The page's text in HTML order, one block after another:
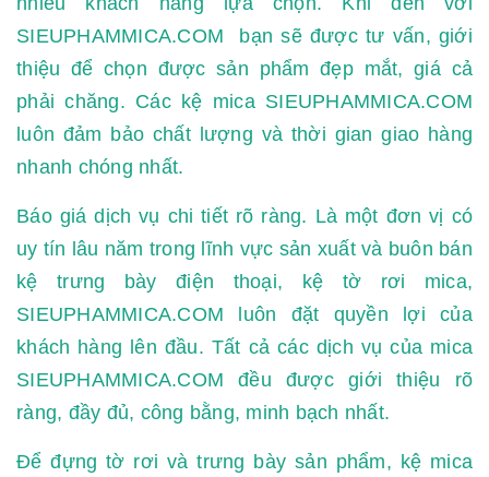
SIEUPHAMMICA.COM bạn sẽ được tư vấn, giới
thiệu để chọn được sản phẩm đẹp mắt, giá cả
phải chăng. Các kệ mica SIEUPHAMMICA.COM
luôn đảm bảo chất lượng và thời gian giao hàng
nhanh chóng nhất.
Báo giá dịch vụ chi tiết rõ ràng. Là một đơn vị có
uy tín lâu năm trong lĩnh vực sản xuất và buôn bán
kệ trưng bày điện thoại, kệ tờ rơi mica,
SIEUPHAMMICA.COM luôn đặt quyền lợi của
khách hàng lên đầu. Tất cả các dịch vụ của mica
SIEUPHAMMICA.COM đều được giới thiệu rõ
ràng, đầy đủ, công bằng, minh bạch nhất.
Để đựng tờ rơi và trưng bày sản phẩm, kệ mica